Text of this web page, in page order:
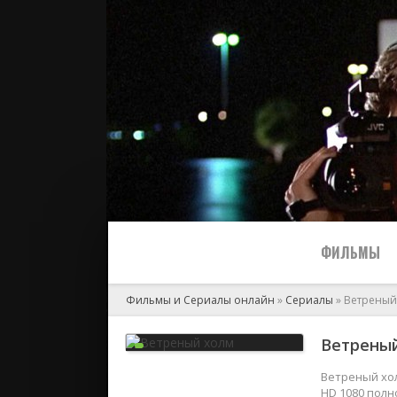
ФИЛЬМЫ
2024
Фильмы и Сериалы онлайн » Сериалы »
Ветреный
HD 1080